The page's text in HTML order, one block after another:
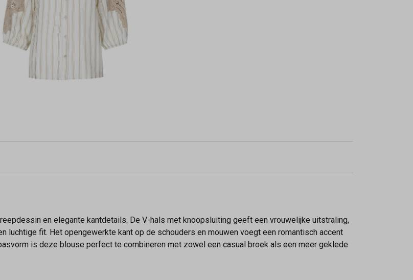
en elegante kantdetails. De V-hals met knoopsluiting geeft een vrouwelijke uitstraling,
luchtige fit. Het opengewerkte kant op de schouders en mouwen voegt een romantisch accent
is deze blouse perfect te combineren met zowel een casual broek als een meer geklede